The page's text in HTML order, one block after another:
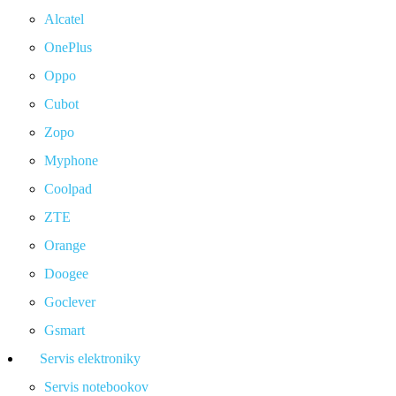
Alcatel
OnePlus
Oppo
Cubot
Zopo
Myphone
Coolpad
ZTE
Orange
Doogee
Goclever
Gsmart
Servis elektroniky
Servis notebookov